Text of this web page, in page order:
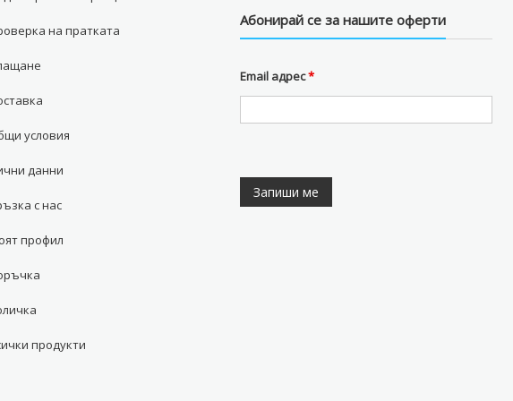
на пратката
условия
данни
с нас
профил
продукти
Facebook
TwitterYouTube
Абонирай се за нашите оферти
Email адрес*